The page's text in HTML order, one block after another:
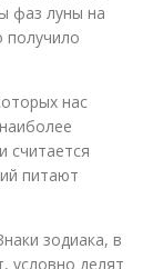
фаз луны на
получило
нас
считается
питают
зодиака, в
условно делят